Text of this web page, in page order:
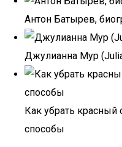
Антон Батырев,
Джулианна Мур
Как убрать красный
способы